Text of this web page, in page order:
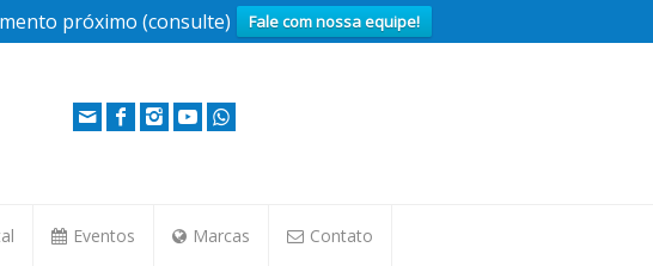
próximo (consulte) Fale com nossa equipe!
Eventos Marcas Contato